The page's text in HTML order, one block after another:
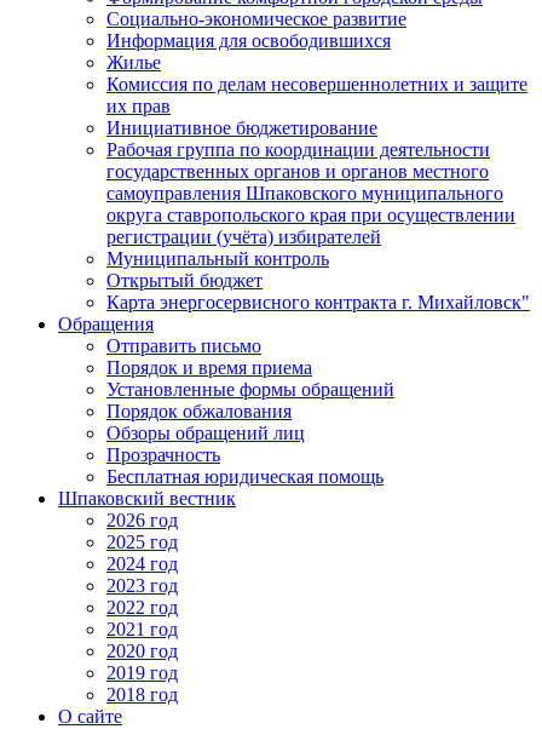
Социально-экономическое развитие
Информация для освободившихся
Жилье
Комиссия по делам несовершеннолетних и защите
их прав
Инициативное бюджетирование
Рабочая группа по координации деятельности
государственных органов и органов местного
самоуправления Шпаковского муниципального
округа ставропольского края при осуществлении
регистрации (учёта) избирателей
Муниципальный контроль
Открытый бюджет
Карта энергосервисного контракта г. Михайловск"
Обращения
Отправить письмо
Порядок и время приема
Установленные формы обращений
Порядок обжалования
Обзоры обращений лиц
Прозрачность
Бесплатная юридическая помощь
Шпаковский вестник
2026 год
2025 год
2024 год
2023 год
2022 год
2021 год
2020 год
2019 год
2018 год
О сайте